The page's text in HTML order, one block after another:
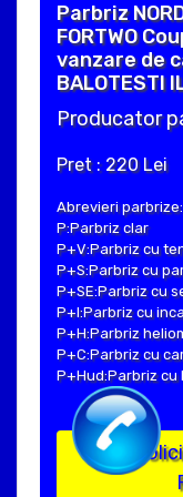
Parbriz
FORTWO
vanzare de
BALOTESTI
Producator
Pret : 220 Lei
Abrevieri parbrize:
P:Parbriz clar
P+V:Parbriz cu
P+S:Parbriz cu
P+SE:Parbriz cu
P+I:Parbriz cu
P+H:Parbriz
P+C:Parbriz cu
P+Hud:Parbriz cu